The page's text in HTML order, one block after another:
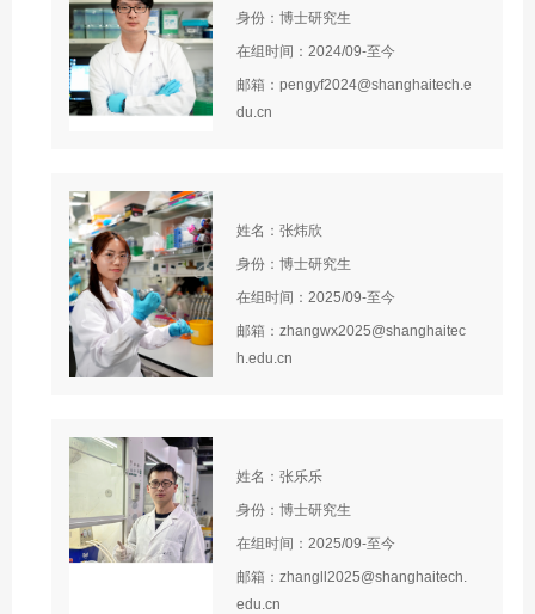
身份：博士研究生
在组时间：2024/09-至今
邮箱：pengyf2024@shanghaitech.e
du.cn
姓名：张炜欣
身份：博士研究生
在组时间：2025/09-至今
邮箱：zhangwx2025@shanghaitec
h.edu.cn
姓名：张乐乐
身份：博士研究生
在组时间：2025/09-至今
邮箱：zhangll2025@shanghaitech.
edu.cn